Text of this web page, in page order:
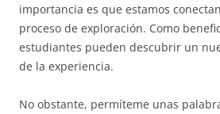
importancia es que estamos
proceso de exploración. Como
estudiantes pueden descubrir un
de la experiencia.
No obstante, permíteme unas